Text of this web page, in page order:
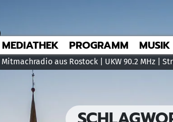
Mitmachradio aus Rostock | UKW 90.2 MHz |
MEDIATHEK PROGRAMM MUSIK